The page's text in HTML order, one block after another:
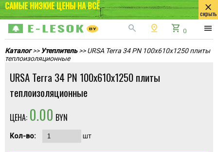
САМЫЕ НИЗКИЕ ЦЕНЫ НА ВСЁ close
скрыть
search pin_drop shopping_cart 0 menu
Каталог>> Утеплитель >> URSA Terra 34 PN 100x610x1250 плиты
теплоизоляционные
URSA Terra 34 PN 100x610x1250 плиты
теплоизоляционные
ЦЕНА: 0.00 BYN
Кол-во: шт